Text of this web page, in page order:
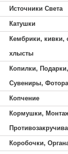
Источники Света
Катушки
Кембрики, кивки,
хлысты
Копилки,
Сувениры,
Копчение
Кормушки,
Коробочки,